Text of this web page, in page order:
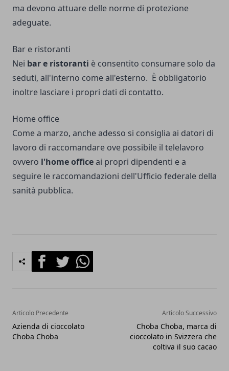
ma devono attuare delle norme di protezione
adeguate.
Bar e ristoranti
Nei bar e ristoranti è consentito consumare solo da
seduti, all'interno come all'esterno. È obbligatorio
inoltre lasciare i propri dati di contatto.
Home office
Come a marzo, anche adesso si consiglia ai datori di
lavoro di raccomandare ove possibile il telelavoro
ovvero l'home officeai propri dipendenti e a
seguire le raccomandazioni dell'Ufficio federale della
sanità pubblica.
FacebookTwitterWhatsapp
Articolo Precedente
Azienda di cioccolato
Choba Choba
Articolo Successivo
Choba Choba, marca di
cioccolato in Svizzera che
coltiva il suo cacao